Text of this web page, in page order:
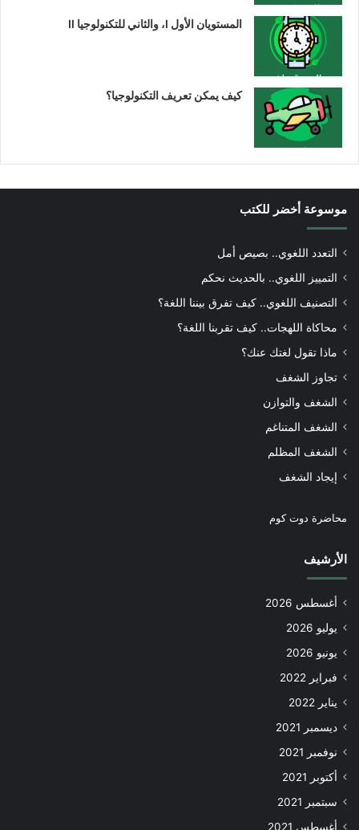
المستويان الأول I، والثاني للتكنولوجيا II
كيف يمكن تعريف التكنولوجيا؟
موسوعة أخضر للكتب
التعدد اللغوي.. بصيص أمل
التمييز اللغوي.. بالحديث نحكم
التصنيف اللغوي.. كيف تفرق بيننا اللغة؟
محاكاة اللهجات.. كيف تقربنا اللغة؟
ماذا تقول لغتك عنك؟
تجاوز الشغف
الشغف والتوازن
الشغف المتناغم
الشغف المظلم
إيجاد الشغف
محاضرة دوت كوم
الأرشيف
أغسطس 2026
يوليو 2026
يونيو 2026
فبراير 2022
يناير 2022
ديسمبر 2021
نوفمبر 2021
أكتوبر 2021
سبتمبر 2021
أغسطس 2021